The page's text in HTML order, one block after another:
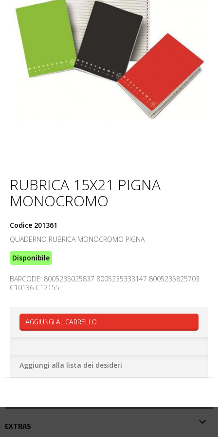
RUBRICA 15X21 PIGNA
MONOCROMO
Codice 201361
QUADERNO RUBRICA MONOCROMO PIGNA
Disponibile
BARCODE: 8005235025837 8005235333147 8005235825703
C10136 C12155
AGGIUNGI AL CARRELLO
Aggiungi alla lista dei desideri
EXTRAS